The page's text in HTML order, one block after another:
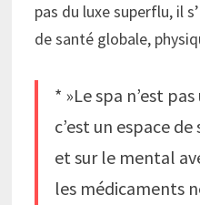
pas du luxe superflu, il
de santé globale,
* »Le spa n’est
c’est un espace
et sur le mental
les médicaments